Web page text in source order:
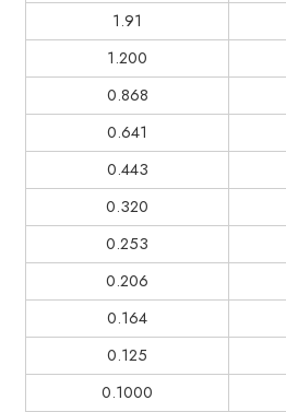
1.91
1.200
0.868
0.641
0.443
0.320
0.253
0.206
0.164
0.125
0.1000